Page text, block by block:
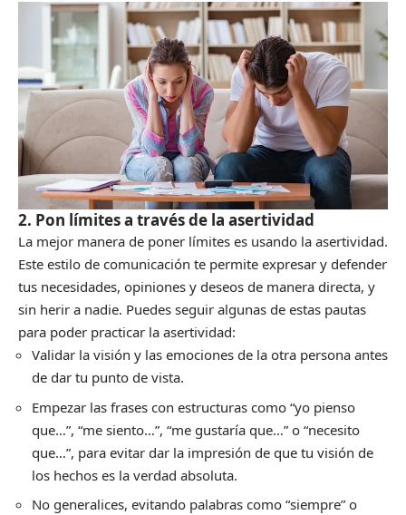
2. Pon límites a través de la asertividad
La mejor manera de poner límites es usando la asertividad.
Este estilo de comunicación te permite expresar y defender
tus necesidades, opiniones y deseos de manera directa, y
sin herir a nadie. Puedes seguir algunas de estas pautas
para poder practicar la asertividad:
Validar la visión y las emociones de la otra persona antes
de dar tu punto de vista.
Empezar las frases con estructuras como “yo pienso
que…”, “me siento…”, “me gustaría que…” o “necesito
que…”, para evitar dar la impresión de que tu visión de
los hechos es la verdad absoluta.
No generalices, evitando palabras como “siempre” o